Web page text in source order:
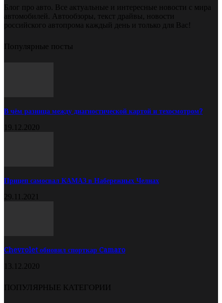
Блог про авто. Все актуальные и интересные новости с мира
автомобилей. Автообзоры, текст драйвы, новости
российского автопрома каждый день и только для Вас!
Популярные посты
В чём разница между диагностической картой и техосмотром?
19.12.2020
Прицеп самосвал КАМАЗ в Набережных Челнах
29.11.2021
Chevrolet обновил спорткар Camaro
13.12.2020
ПОПУЛЯРНЫЕ КАТЕГОРИИ